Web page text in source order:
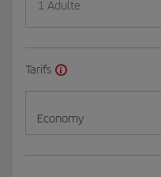
1 Adulte
Tarifs
Economy